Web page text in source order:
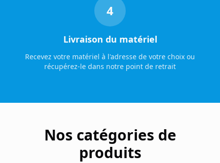
4
Livraison du matériel
Recevez votre matériel à l'adresse de votre choix ou
récupérez-le dans notre point de retrait
Nos catégories de
produits